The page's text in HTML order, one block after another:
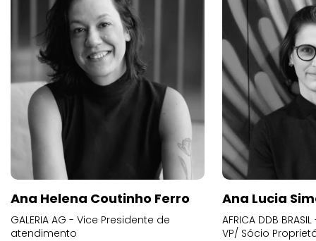
Ana Helena Coutinho Ferro
GALERIA AG - Vice Presidente de
atendimento
Ana Lucia
AFRICA DDB
VP/ Sócio